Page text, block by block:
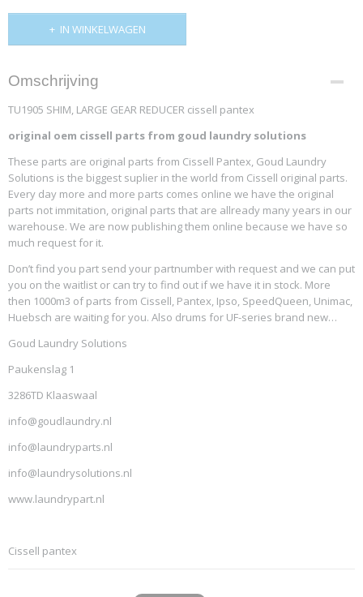
IN WINKELWAGEN
Omschrijving
TU1905 SHIM, LARGE GEAR REDUCER cissell pantex
original oem cissell parts from goud laundry solutions
These parts are original parts from Cissell Pantex, Goud Laundry
Solutions is the biggest suplier in the world from Cissell original parts.
Every day more and more parts comes online we have the original
parts not immitation, original parts that are allready many years in our
warehouse. We are now publishing them online because we have so
much request for it.
Don’t find you part send your partnumber with request and we can put
you on the waitlist or can try to find out if we have it in stock. More
then 1000m3 of parts from Cissell, Pantex, Ipso, SpeedQueen, Unimac,
Huebsch are waiting for you. Also drums for UF-series brand new…
Goud Laundry Solutions
Paukenslag 1
3286TD Klaaswaal
info@goudlaundry.nl
info@laundryparts.nl
info@laundrysolutions.nl
www.laundrypart.nl
Cissell pantex